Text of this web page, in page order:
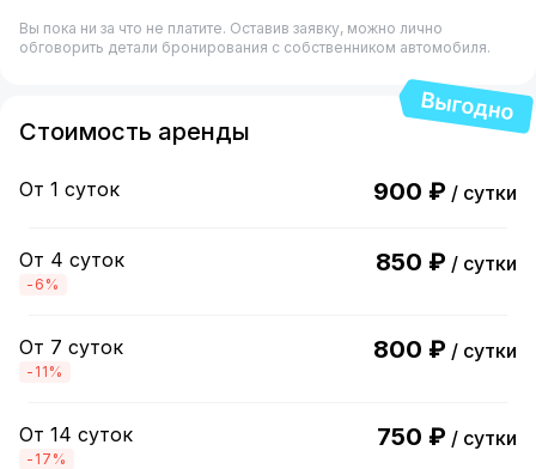
Вы пока ни за что не платите. Оставив заявку, можно лично
обговорить детали бронирования с собственником автомобиля.
Стоимость аренды
От 1 суток 900 ₽ / сутки
От 4 суток
-6%
850 ₽ / сутки
От 7 суток
-11%
800 ₽ / сутки
От 14 суток
-17%
750 ₽ / сутки